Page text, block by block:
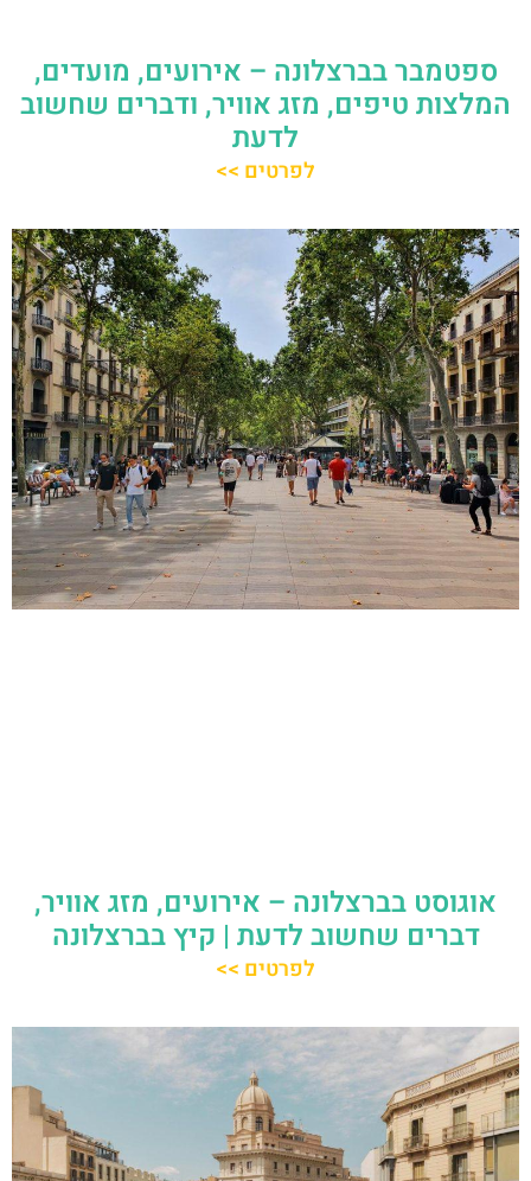
ספטמבר בברצלונה – אירועים, מועדים,
המלצות טיפים, מזג אוויר, ודברים שחשוב
לדעת
לפרטים >>
אוגוסט בברצלונה – אירועים, מזג אוויר,
דברים שחשוב לדעת | קיץ בברצלונה
לפרטים >>